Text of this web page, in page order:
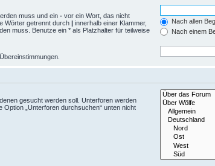
muss und ein - vor ein Wort, das nicht
Wörter getrennt durch | innerhalb einer Klammer,
muss. Benutze ein * als Platzhalter für teilweise
Nach allen
Nach einem
gesucht werden soll. Unterforen werden
„Unterforen durchsuchen“ unten nicht